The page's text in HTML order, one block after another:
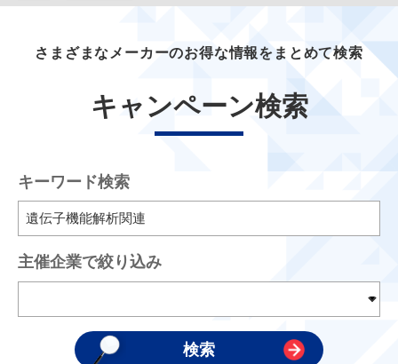
さまざまなメーカーのお得な情報をまとめて検索
キャンペーン検索
キーワード検索
主催企業で絞り込み